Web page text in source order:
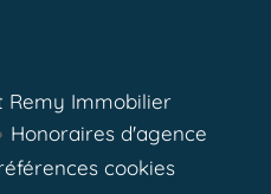
Remy Immobilier
Honoraires d'agence
cookies